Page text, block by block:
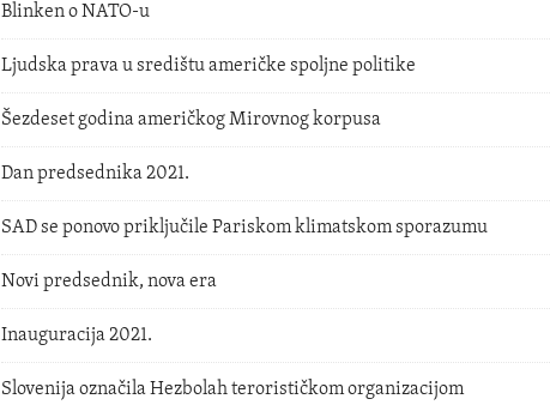
Blinken o NATO-u
Ljudska prava u središtu američke spoljne politike
Šezdeset godina američkog Mirovnog korpusa
Dan predsednika 2021.
SAD se ponovo priključile Pariskom klimatskom sporazumu
Novi predsednik, nova era
Inauguracija 2021.
Slovenija označila Hezbolah terorističkom organizacijom